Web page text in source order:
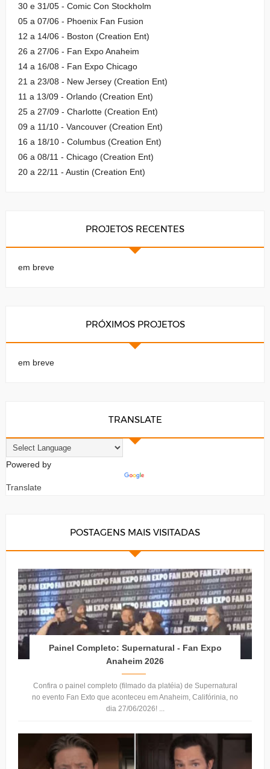
30 e 31/05 - Comic Con Stockholm
05 a 07/06 - Phoenix Fan Fusion
12 a 14/06 - Boston (Creation Ent)
26 a 27/06 - Fan Expo Anaheim
14 a 16/08 - Fan Expo Chicago
21 a 23/08 - New Jersey (Creation Ent)
11 a 13/09 - Orlando (Creation Ent)
25 a 27/09 - Charlotte (Creation Ent)
09 a 11/10 - Vancouver (Creation Ent)
16 a 18/10 - Columbus (Creation Ent)
06 a 08/11 - Chicago (Creation Ent)
20 a 22/11 - Austin (Creation Ent)
PROJETOS RECENTES
em breve
PRÓXIMOS PROJETOS
em breve
TRANSLATE
Powered by
Translate
POSTAGENS MAIS VISITADAS
Painel Completo: Supernatural - Fan Expo
Anaheim 2026
Confira o painel completo (filmado da platéia) de Supernatural
no evento Fan Exto que aconteceu em Anaheim, Califórinia, no
dia 27/06/2026! ...